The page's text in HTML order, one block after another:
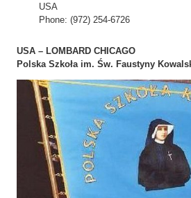
USA
Phone: (972) 254-6726
USA – LOMBARD CHICAGO
Polska Szkoła im. Św. Faustyny